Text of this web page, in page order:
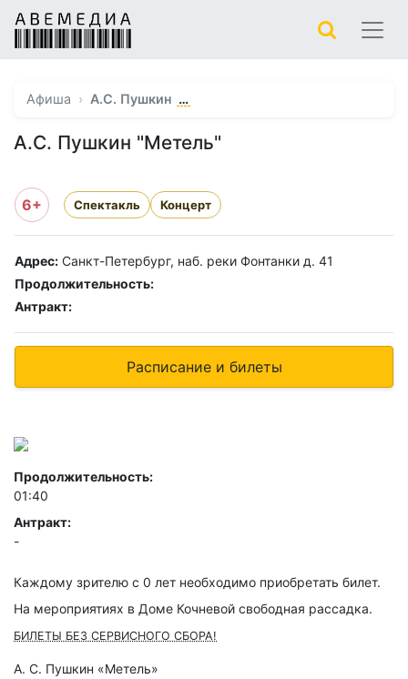
Афиша А.С. Пушкин …
А.С. Пушкин "Метель"
6+ Спектакль Концерт
Адрес: Санкт-Петербург, наб. реки Фонтанки д. 41
Продолжительность:
Антракт:
Расписание и билеты
Продолжительность:
01:40
Антракт:
-
Каждому зрителю c 0 лет необходимо приобретать билет.
На мероприятиях в Доме Кочневой свободная рассадка.
БИЛЕТЫ БЕЗ СЕРВИСНОГО СБОРА!
А. С. Пушкин «Метель»